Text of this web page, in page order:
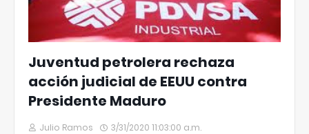
Juventud petrolera rechaza
acción judicial de EEUU contra
Presidente Maduro
Julio Ramos 3/31/2020 11:03:00 a.m.